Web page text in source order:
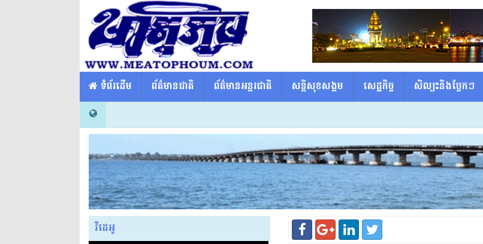
​​ ទំព័រដើម ព័ត៌មានជាតិ ព័ត៌មានអន្តរជាតិ សន្តិសុខសង្គម សេដ្ឋកិច្ច សិល្បះនិងប្លែកៗ
វីដេអូ